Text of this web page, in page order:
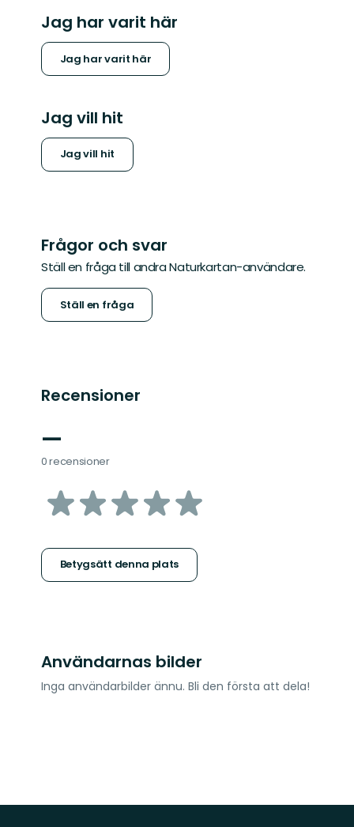
Jag har varit här
Jag har varit här
Jag vill hit
Jag vill hit
Frågor och svar
Ställ en fråga till andra Naturkartan-användare.
Ställ en fråga
Recensioner
—
0 recensioner
av
stjärnor
Betygsätt denna plats
Användarnas bilder
Inga användarbilder ännu. Bli den första att dela!